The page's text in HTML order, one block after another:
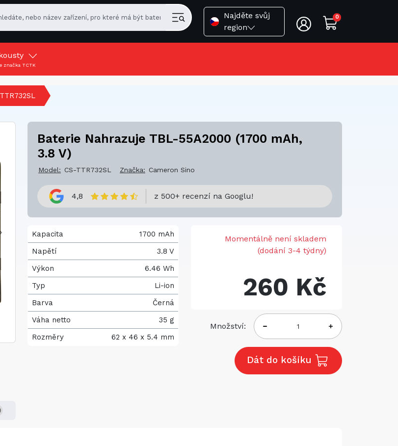
Najděte svůj
region
0
značka TCTK
Baterie Nahrazuje TBL-55A2000 (1700 mAh,
3.8 V)
Model: CS-TTR732SL Značka: Cameron Sino
4,8 z 500+ recenzí na Googlu!
Kapacita
1700 mAh
Napětí
3.8 V
Výkon
6.46 Wh
Typ
Li-ion
Barva
Černá
Váha netto
35 g
Rozměry
62 x 46 x 5.4 mm
Momentálně není skladem
(dodání 3-4 týdny)
260 Kč
Množství:
Dát do košíku